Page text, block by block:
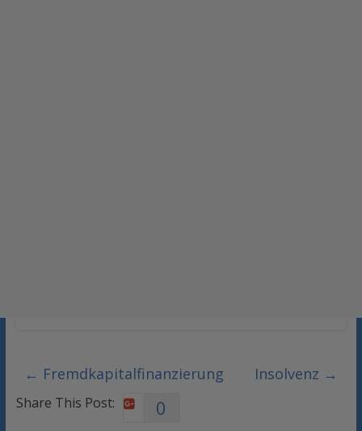
← Fremdkapitalfinanzierung Insolvenz →
Share This Post: 0